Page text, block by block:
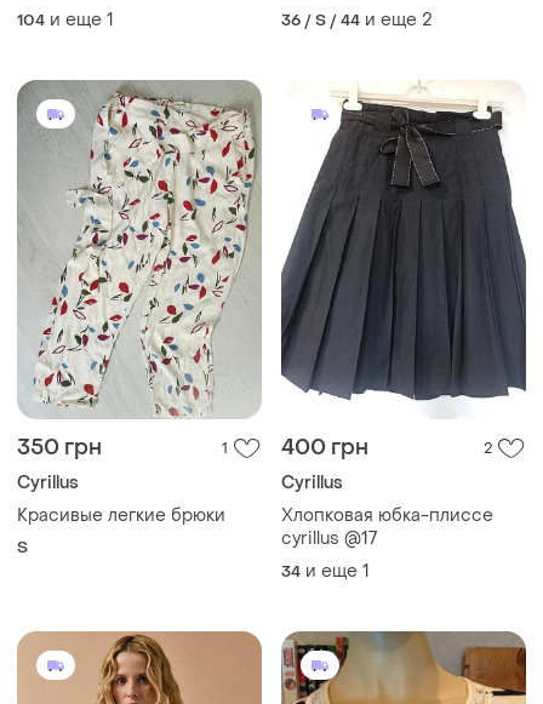
104 и еще 1 36 / S / 44 и еще 2
350 грн 1
Cyrillus
Красивые легкие брюки
S
400 грн 2
Cyrillus
Хлопковая юбка-плиссе
cyrillus @17
34 и еще 1